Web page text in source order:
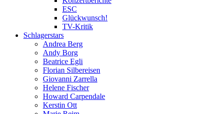
ESC
Glückwunsch!
TV-Kritik
Schlagerstars
Andrea Berg
Andy Borg
Beatrice Egli
Florian Silbereisen
Giovanni Zarrella
Helene Fischer
Howard Carpendale
Kerstin Ott